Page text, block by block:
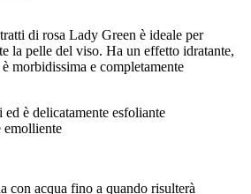
di rosa Lady Green è ideale per
la pelle del viso. Ha un effetto idratante,
morbidissima e completamente
è delicatamente esfoliante
emolliente
con acqua fino a quando risulterà